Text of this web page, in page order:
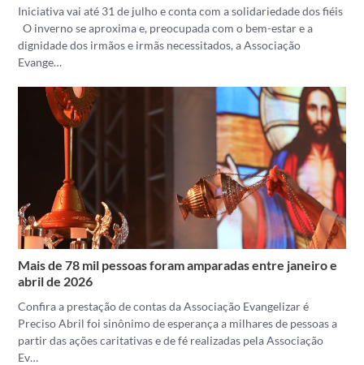
Iniciativa vai até 31 de julho e conta com a solidariedade dos fiéis
O inverno se aproxima e, preocupada com o bem-estar e a
dignidade dos irmãos e irmãs necessitados, a Associação
Evange…
Mais de 78 mil pessoas foram amparadas entre janeiro e
abril de 2026
Confira a prestação de contas da Associação Evangelizar é
Preciso Abril foi sinônimo de esperança a milhares de pessoas a
partir das ações caritativas e de fé realizadas pela Associação
Ev…